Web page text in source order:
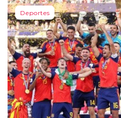
Deportes